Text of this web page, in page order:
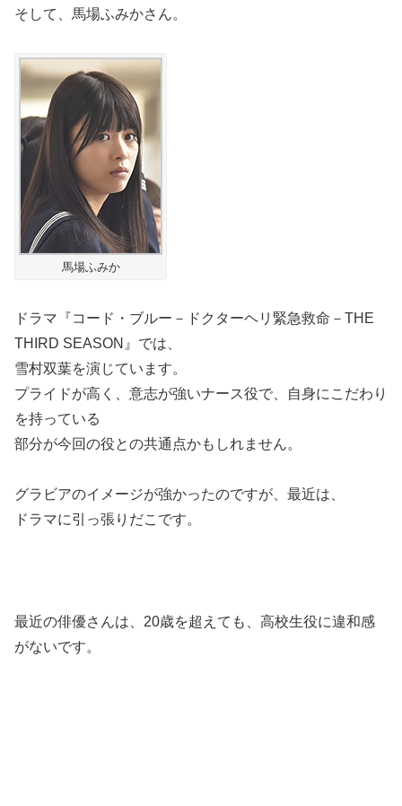
そして、馬場ふみかさん。
馬場ふみか
ドラマ『コード・ブルー－ドクターヘリ緊急救命－THE
THIRD SEASON』では、
雪村双葉を演じています。
プライドが高く、意志が強いナース役で、自身にこだわり
を持っている
部分が今回の役との共通点かもしれません。
グラビアのイメージが強かったのですが、最近は、
ドラマに引っ張りだこです。
最近の俳優さんは、20歳を超えても、高校生役に違和感
がないです。